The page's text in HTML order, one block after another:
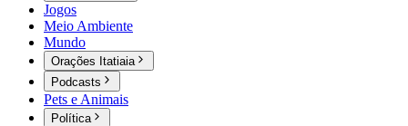
Jogos
Meio Ambiente
Mundo
Orações Itatiaia
Podcasts
Pets e Animais
Política